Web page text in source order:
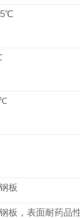
℃
板
板，表面耐药品